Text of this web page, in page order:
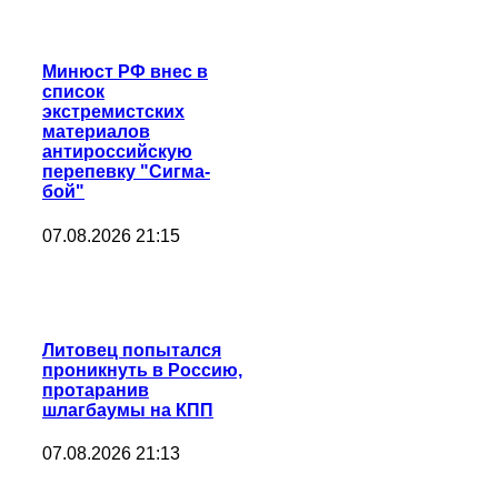
Минюст РФ внес в
список
экстремистских
материалов
антироссийскую
перепевку "Сигма-
бой"
07.08.2026 21:15
Литовец попытался
проникнуть в Россию,
протаранив
шлагбаумы на КПП
07.08.2026 21:13